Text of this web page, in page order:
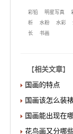
彩铅 明星写真
析
水粉 水彩
长
书画
【相关文章】
国画的特点
国画该怎么装裱
国画能出现在
花鸟画又分哪